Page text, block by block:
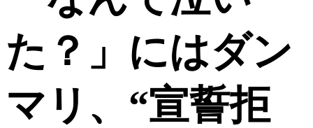
た？」にはダン
マリ、“宣誓拒